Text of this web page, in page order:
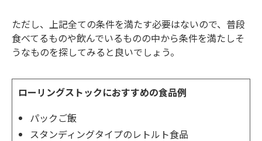
ただし、上記全ての条件を満たす必要はないので、普段
食べてるものや飲んでいるものの中から条件を満たしそ
うなものを探してみると良いでしょう。
ローリングストックにおすすめの食品例
パックご飯
スタンディングタイプのレトルト食品